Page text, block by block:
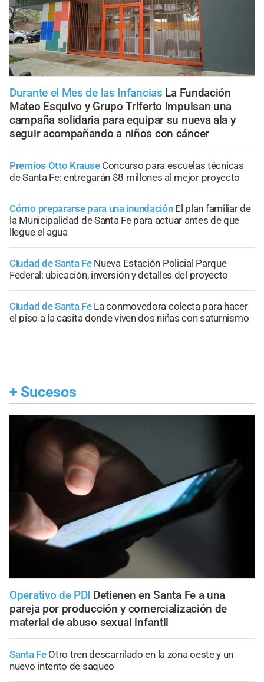
Durante el Mes de las Infancias La Fundación
Mateo Esquivo y Grupo Triferto impulsan una
campaña solidaria para equipar su nueva ala y
seguir acompañando a niños con cáncer
Premios Otto Krause Concurso para escuelas técnicas
de Santa Fe: entregarán $8 millones al mejor proyecto
Cómo prepararse para una inundación El plan familiar de
la Municipalidad de Santa Fe para actuar antes de que
llegue el agua
Ciudad de Santa Fe Nueva Estación Policial Parque
Federal: ubicación, inversión y detalles del proyecto
Ciudad de Santa Fe La conmovedora colecta para hacer
el piso a la casita donde viven dos niñas con saturnismo
+ Sucesos
Operativo de PDI Detienen en Santa Fe a una
pareja por producción y comercialización de
material de abuso sexual infantil
Santa Fe Otro tren descarrilado en la zona oeste y un
nuevo intento de saqueo